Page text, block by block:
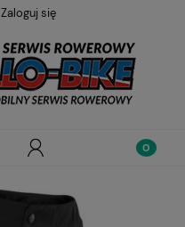
Zaloguj się